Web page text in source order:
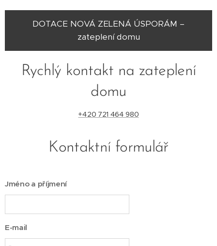
DOTACE NOVÁ ZELENÁ ÚSPORÁM –
zateplení domu
Rychlý kontakt na zateplení
domu
+420 721 464 980
Kontaktní formulář
Jméno a příjmení
E-mail